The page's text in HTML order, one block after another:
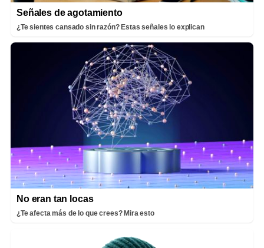
Señales de agotamiento
¿Te sientes cansado sin razón? Estas señales lo explican
No eran tan locas
¿Te afecta más de lo que crees? Mira esto